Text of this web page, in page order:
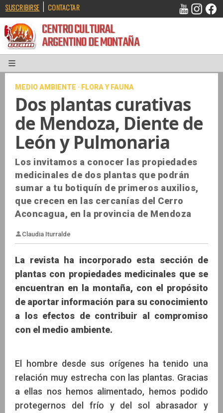
SUSCRIBIRSE | CONTACTAR
CENTRO CULTURAL
ARGENTINO DE MONTAÑA
MEDIO AMBIENTE · FLORA Y FAUNA
Dos plantas curativas
de Mendoza, Diente de
León y Pulmonaria
Los invitamos a conocer las propiedades
medicinales de dos plantas que podrán
sumar a tu botiquín de primeros auxilios,
que crecen en las cercanías del Cerro
Aconcagua, en la provincia de Mendoza
Claudia Iturralde
La revista ha incorporado esta sección de
plantas con propiedades medicinales que se
encuentran en la montaña, con el propósito
de aportar información para su conocimiento
a los efectos de contribuir al compromiso
con el medio ambiente.
El hombre desde sus orígenes ha tenido una
relación muy estrecha con las plantas. Gracias
a ellas nos hemos alimentado, hemos podido
protegernos del frío y del sol abrasador y